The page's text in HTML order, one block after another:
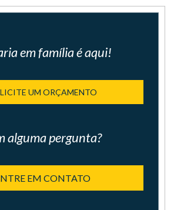
em família é aqui!
UM ORÇAMENTO
alguma pergunta?
EM CONTATO